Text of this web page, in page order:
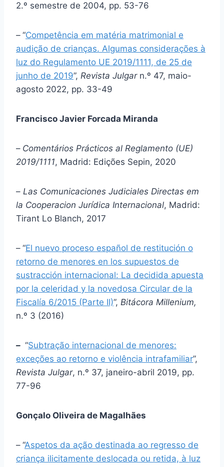
2.º semestre de 2004, pp. 53-76
– “Competência em matéria matrimonial e
audição de crianças. Algumas considerações à
luz do Regulamento UE 2019/1111, de 25 de
junho de 2019”, Revista Julgarn.º 47, maio-
agosto 2022, pp. 33-49
Francisco Javier Forcada Miranda
– Comentários Prácticos al Reglamento (UE)
2019/1111, Madrid: Edições Sepin, 2020
– Las Comunicaciones Judiciales Directas em
la Cooperacion Jurídica Internacional, Madrid:
Tirant Lo Blanch, 2017
– “El nuevo proceso español de restitución o
retorno de menores en los supuestos de
sustracción internacional: La decidida apuesta
por la celeridad y la novedosa Circular de la
Fiscalía 6/2015 (Parte II)”, Bitácora Millenium,
n.º 3 (2016)
– “Subtração internacional de menores:
exceções ao retorno e violência intrafamiliar”,
Revista Julgar, n.º 37, janeiro-abril 2019, pp.
77-96
Gonçalo Oliveira de Magalhães
– “Aspetos da ação destinada ao regresso de
criança ilicitamente deslocada ou retida, à luz